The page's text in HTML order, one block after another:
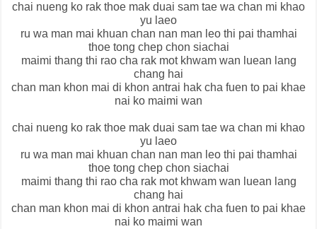
chai nueng ko rak thoe mak duai sam tae wa chan mi khao
yu laeo
ru wa man mai khuan chan nan man leo thi pai thamhai
thoe tong chep chon siachai
maimi thang thi rao cha rak mot khwam wan luean lang
chang hai
chan man khon mai di khon antrai hak cha fuen to pai khae
nai ko maimi wan
chai nueng ko rak thoe mak duai sam tae wa chan mi khao
yu laeo
ru wa man mai khuan chan nan man leo thi pai thamhai
thoe tong chep chon siachai
maimi thang thi rao cha rak mot khwam wan luean lang
chang hai
chan man khon mai di khon antrai hak cha fuen to pai khae
nai ko maimi wan